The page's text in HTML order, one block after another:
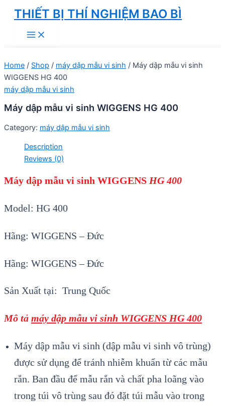
Skip
content
THIẾT BỊ THÍ NGHIỆM BAO BÌ
Main
Menu
Home / Shop / máy dập mẫu vi sinh / Máy dập mẫu vi sinh
WIGGENS HG 400
máy dập mẫu vi sinh
Máy dập mẫu vi sinh WIGGENS HG 400
Category: máy dập mẫu vi sinh
Description
Reviews (0)
Máy dập mẫu vi sinh WIGGENS HG 400
Model: HG 400
Hãng: WIGGENS – Đức
Hãng: WIGGENS – Đức
Sản Xuất tại: Trung Quốc
Mô tả máy dập mẫu vi sinh WIGGENS HG 400
Máy dập mẫu vi sinh (dập mẫu vi sinh vô trùng)
được sử dụng để tránh nhiễm khuẩn từ các mẫu
rắn. Ban đầu để mẫu rắn và chất pha loãng vào
trong túi vô trùng sau đó đặt túi mẫu vào trong